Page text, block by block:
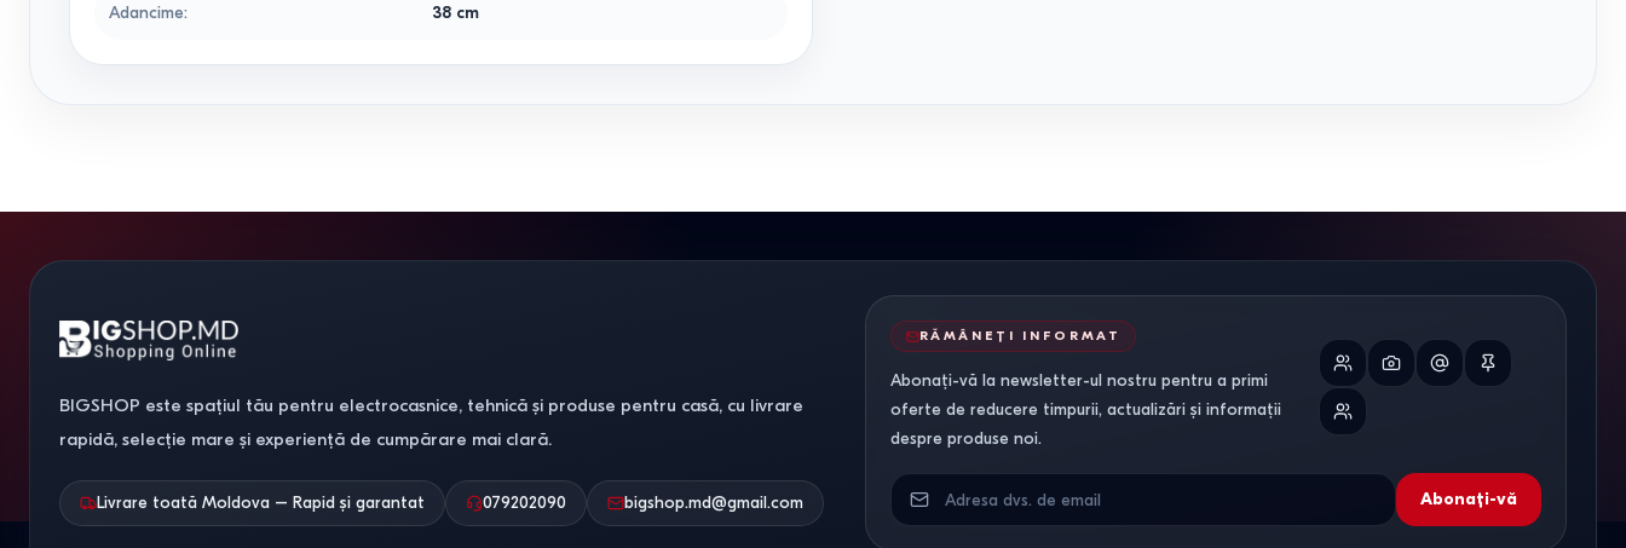
Adancime: 38 cm
BIGSHOP este spațiul tău pentru electrocasnice, tehnică și produse pentru casă, cu livrare
rapidă, selecție mare și experiență de cumpărare mai clară.
Livrare toată Moldova – Rapid și garantat 079202090 bigshop.md@gmail.com
RĂMÂNEȚI INFORMAT
Abonați-vă la newsletter-ul nostru pentru a primi
oferte de reducere timpurii, actualizări și informații
despre produse noi.
Abonați-vă